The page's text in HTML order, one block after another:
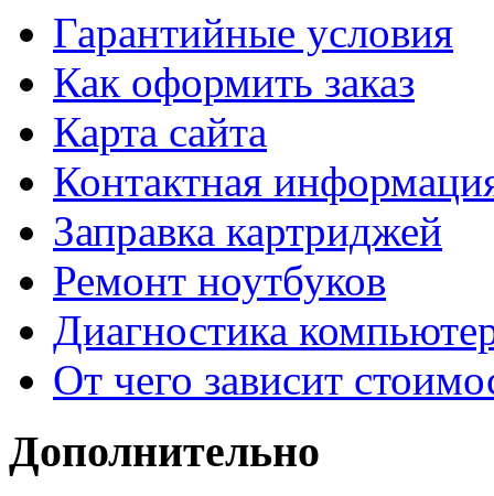
Гарантийные условия
Как оформить заказ
Карта сайта
Контактная
Заправка картриджей
Ремонт ноутбуков
Диагностика
От чего зависит
Дополнительно